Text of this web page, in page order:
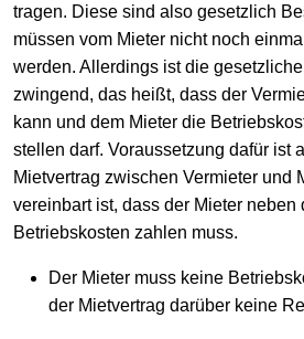
tragen. Diese sind also gesetzlich
müssen vom Mieter nicht noch
werden. Allerdings ist die
zwingend, das heißt, dass der
kann und dem Mieter die
stellen darf. Voraussetzung dafür ist
Mietvertrag zwischen Vermieter und
vereinbart ist, dass der Mieter neben
Betriebskosten zahlen muss.
Der Mieter muss keine
der Mietvertrag darüber keine